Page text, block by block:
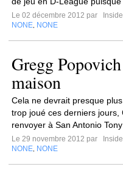
Le 02 décembre 2012 par
NONE NONE
Gregg
maison
Cela ne devrait presque
trop joué ces derniers
renvoyer à San Antonio
Le 29 novembre 2012 par
NONE NONE